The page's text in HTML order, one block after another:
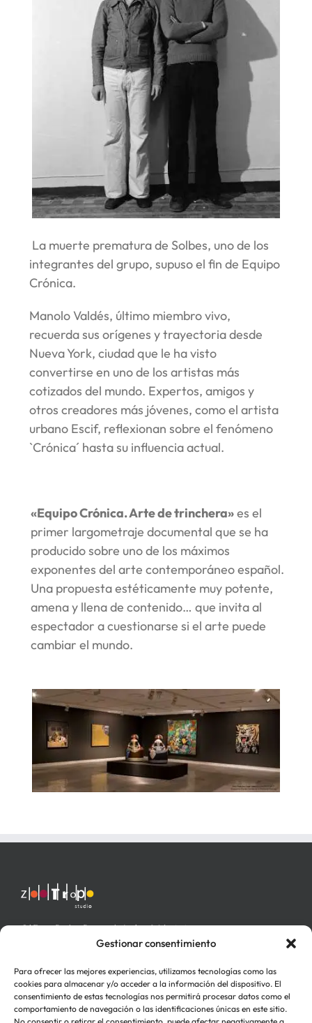
Gestionar consentimiento
Para ofrecer las mejores experiencias, utilizamos tecnologías como las
cookies para almacenar y/o acceder a la información del dispositivo. El
consentimiento de estas tecnologías nos permitirá procesar datos como el
comportamiento de navegación o las identificaciones únicas en este sitio.
La muerte prematura de Solbes, uno de los
integrantes del grupo, supuso el fin de Equipo
Crónica.
Manolo Valdés, último miembro vivo,
recuerda sus orígenes y trayectoria desde
Nueva York, ciudad que le ha visto
convertirse en uno de los artistas más
cotizados del mundo. Expertos, amigos y
otros creadores más jóvenes, como el artista
urbano Escif, reflexionan sobre el fenómeno
`Crónica´ hasta su influencia actual.
«Equipo Crónica. Arte de trinchera»es el
primer largometraje documental que se ha
producido sobre uno de los máximos
exponentes del arte contemporáneo español.
Una propuesta estéticamente muy potente,
amena y llena de contenido… que invita al
espectador a cuestionarse si el arte puede
cambiar el mundo.
C/ Fray Pedro Ponce de León nº 4 bajo izq.